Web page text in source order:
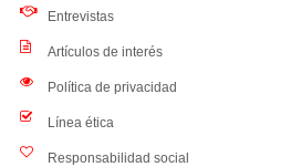
Entrevistas
Artículos de interés
Política de privacidad
Línea ética
Responsabilidad social